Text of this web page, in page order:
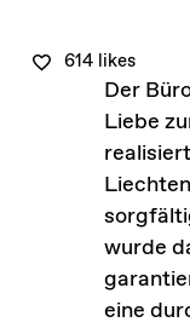
614 likes
Der
Liebe
wurde
eine